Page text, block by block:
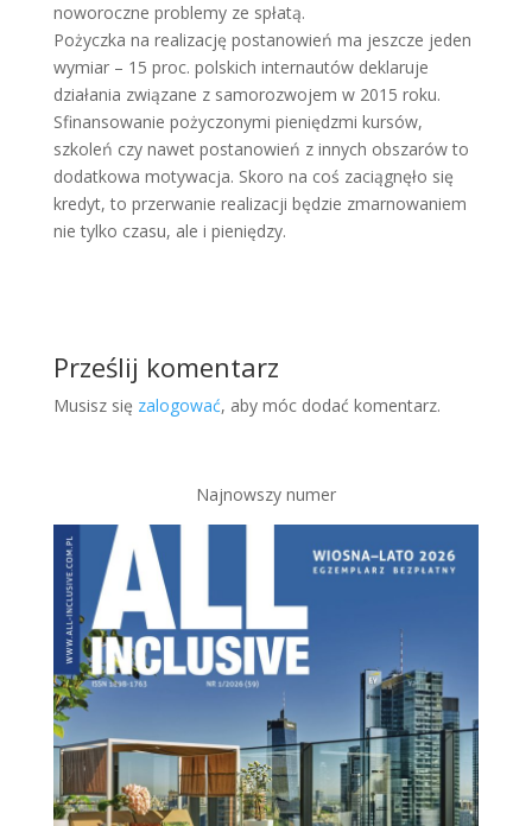
noworoczne problemy ze spłatą.
Pożyczka na realizację postanowień ma jeszcze jeden
wymiar – 15 proc. polskich internautów deklaruje
działania związane z samorozwojem w 2015 roku.
Sfinansowanie pożyczonymi pieniędzmi kursów,
szkoleń czy nawet postanowień z innych obszarów to
dodatkowa motywacja. Skoro na coś zaciągnęło się
kredyt, to przerwanie realizacji będzie zmarnowaniem
nie tylko czasu, ale i pieniędzy.
Prześlij komentarz
Musisz się zalogować, aby móc dodać komentarz.
Najnowszy numer